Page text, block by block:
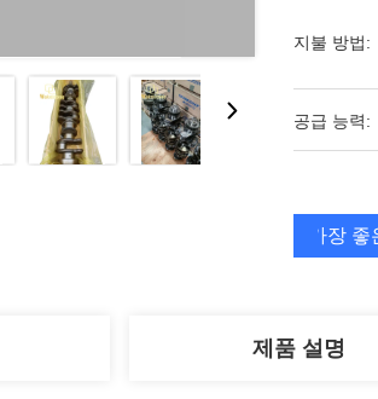
지불 방법:
공급 능력:
가장
제품 설명